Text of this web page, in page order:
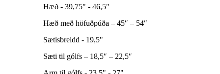
Hæð - 39,75" - 46,5"
Hæð með höfuðpúða – 45″ – 54″
Sætisbreidd - 19,5"
Sæti til gólfs – 18,5″ – 22,5″